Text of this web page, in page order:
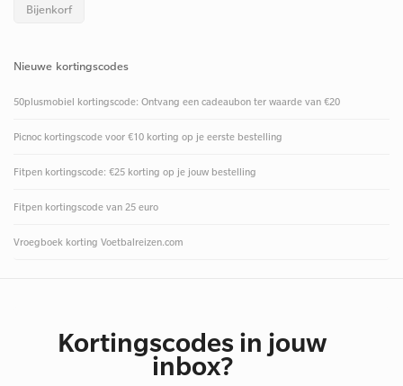
Bijenkorf
Nieuwe kortingscodes
50plusmobiel kortingscode: Ontvang een cadeaubon ter waarde van €20
Picnoc kortingscode voor €10 korting op je eerste bestelling
Fitpen kortingscode: €25 korting op je jouw bestelling
Fitpen kortingscode van 25 euro
Vroegboek korting Voetbalreizen.com
Kortingscodes in jouw
inbox?